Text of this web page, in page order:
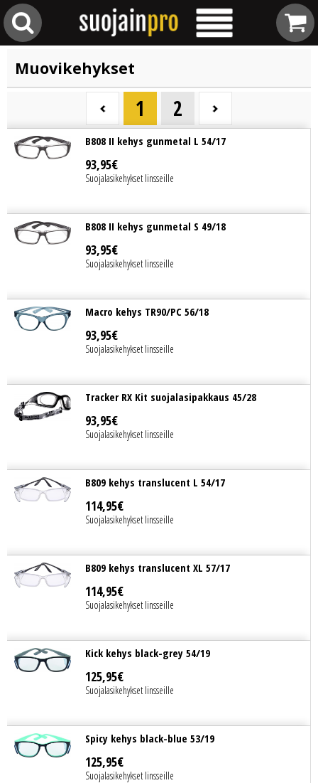
Muovikehykset
1 2
B808 II kehys gunmetal L 54/17
93,95€
Suojalasikehykset linsseille
B808 II kehys gunmetal S 49/18
93,95€
Suojalasikehykset linsseille
Macro kehys TR90/PC 56/18
93,95€
Suojalasikehykset linsseille
Tracker RX Kit suojalasipakkaus 45/28
93,95€
Suojalasikehykset linsseille
B809 kehys translucent L 54/17
114,95€
Suojalasikehykset linsseille
B809 kehys translucent XL 57/17
114,95€
Suojalasikehykset linsseille
Kick kehys black-grey 54/19
125,95€
Suojalasikehykset linsseille
Spicy kehys black-blue 53/19
125,95€
Suojalasikehykset linsseille